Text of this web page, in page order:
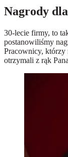
Nagrody
30-lecie firmy, to
postanowiliśmy
Pracownicy,
otrzymali z rąk